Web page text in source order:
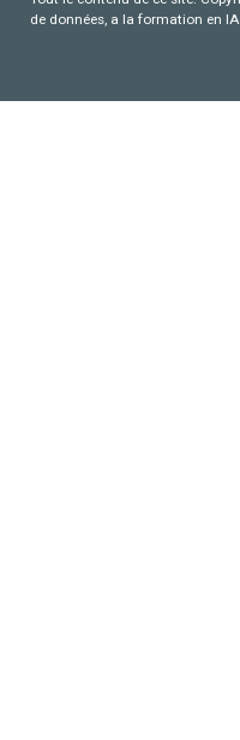
de données, a la formation en